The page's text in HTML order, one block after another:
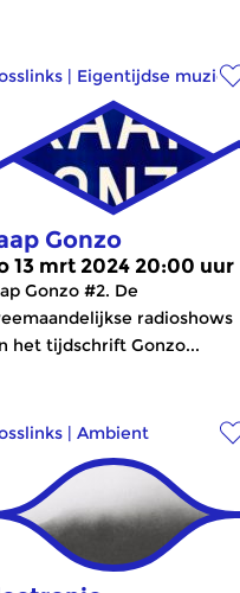
| Eigentijdse muziek
Gonzo
13 mrt 2024 20:00 uur
Gonzo #2. De
radioshows
het tijdschrift Gonzo...
| Ambient